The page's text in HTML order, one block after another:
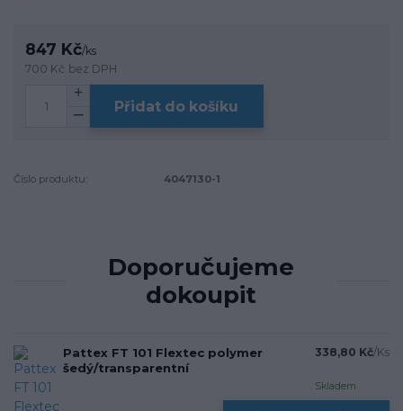
847 Kč/ks
700 Kč bez DPH
Přidat do košíku
Číslo produktu: 4047130-1
Doporučujeme
dokoupit
Pattex FT 101 Flextec polymer
šedý/transparentní
338,80 Kč/Ks
Skladem